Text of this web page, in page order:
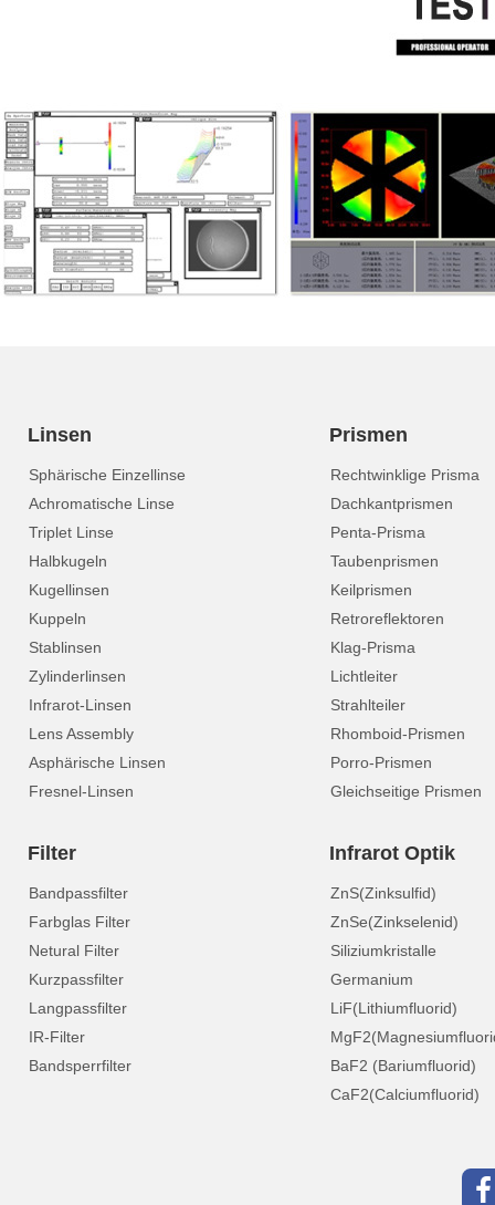
Linsen
Sphärische Einzellinse
Achromatische Linse
Triplet Linse
Halbkugeln
Kugellinsen
Kuppeln
Stablinsen
Zylinderlinsen
Infrarot-Linsen
Lens Assembly
Asphärische Linsen
Fresnel-Linsen
Prismen
Rechtwinklige Prisma
Dachkantprismen
Penta-Prisma
Taubenprismen
Keilprismen
Retroreflektoren
Klag-Prisma
Lichtleiter
Strahlteiler
Rhomboid-Prismen
Porro-Prismen
Gleichseitige Prismen
Filter
Bandpassfilter
Farbglas Filter
Netural Filter
Kurzpassfilter
Langpassfilter
IR-Filter
Bandsperrfilter
Infrarot Optik
ZnS(Zinksulfid)
ZnSe(Zinkselenid)
Siliziumkristalle
Germanium
LiF(Lithiumfluorid)
BaF2 (Bariumfluorid)
CaF2(Calciumfluorid)